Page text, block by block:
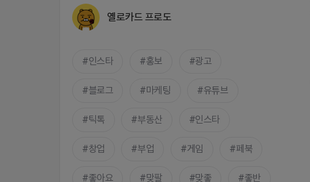
옐로카드 프로도
인스타 홍보 광고
블로그 마케팅 유튜브
틱톡 부동산 인스타
창업 부업 게임 페북
좋아요 맞팔 맞좋 좋반